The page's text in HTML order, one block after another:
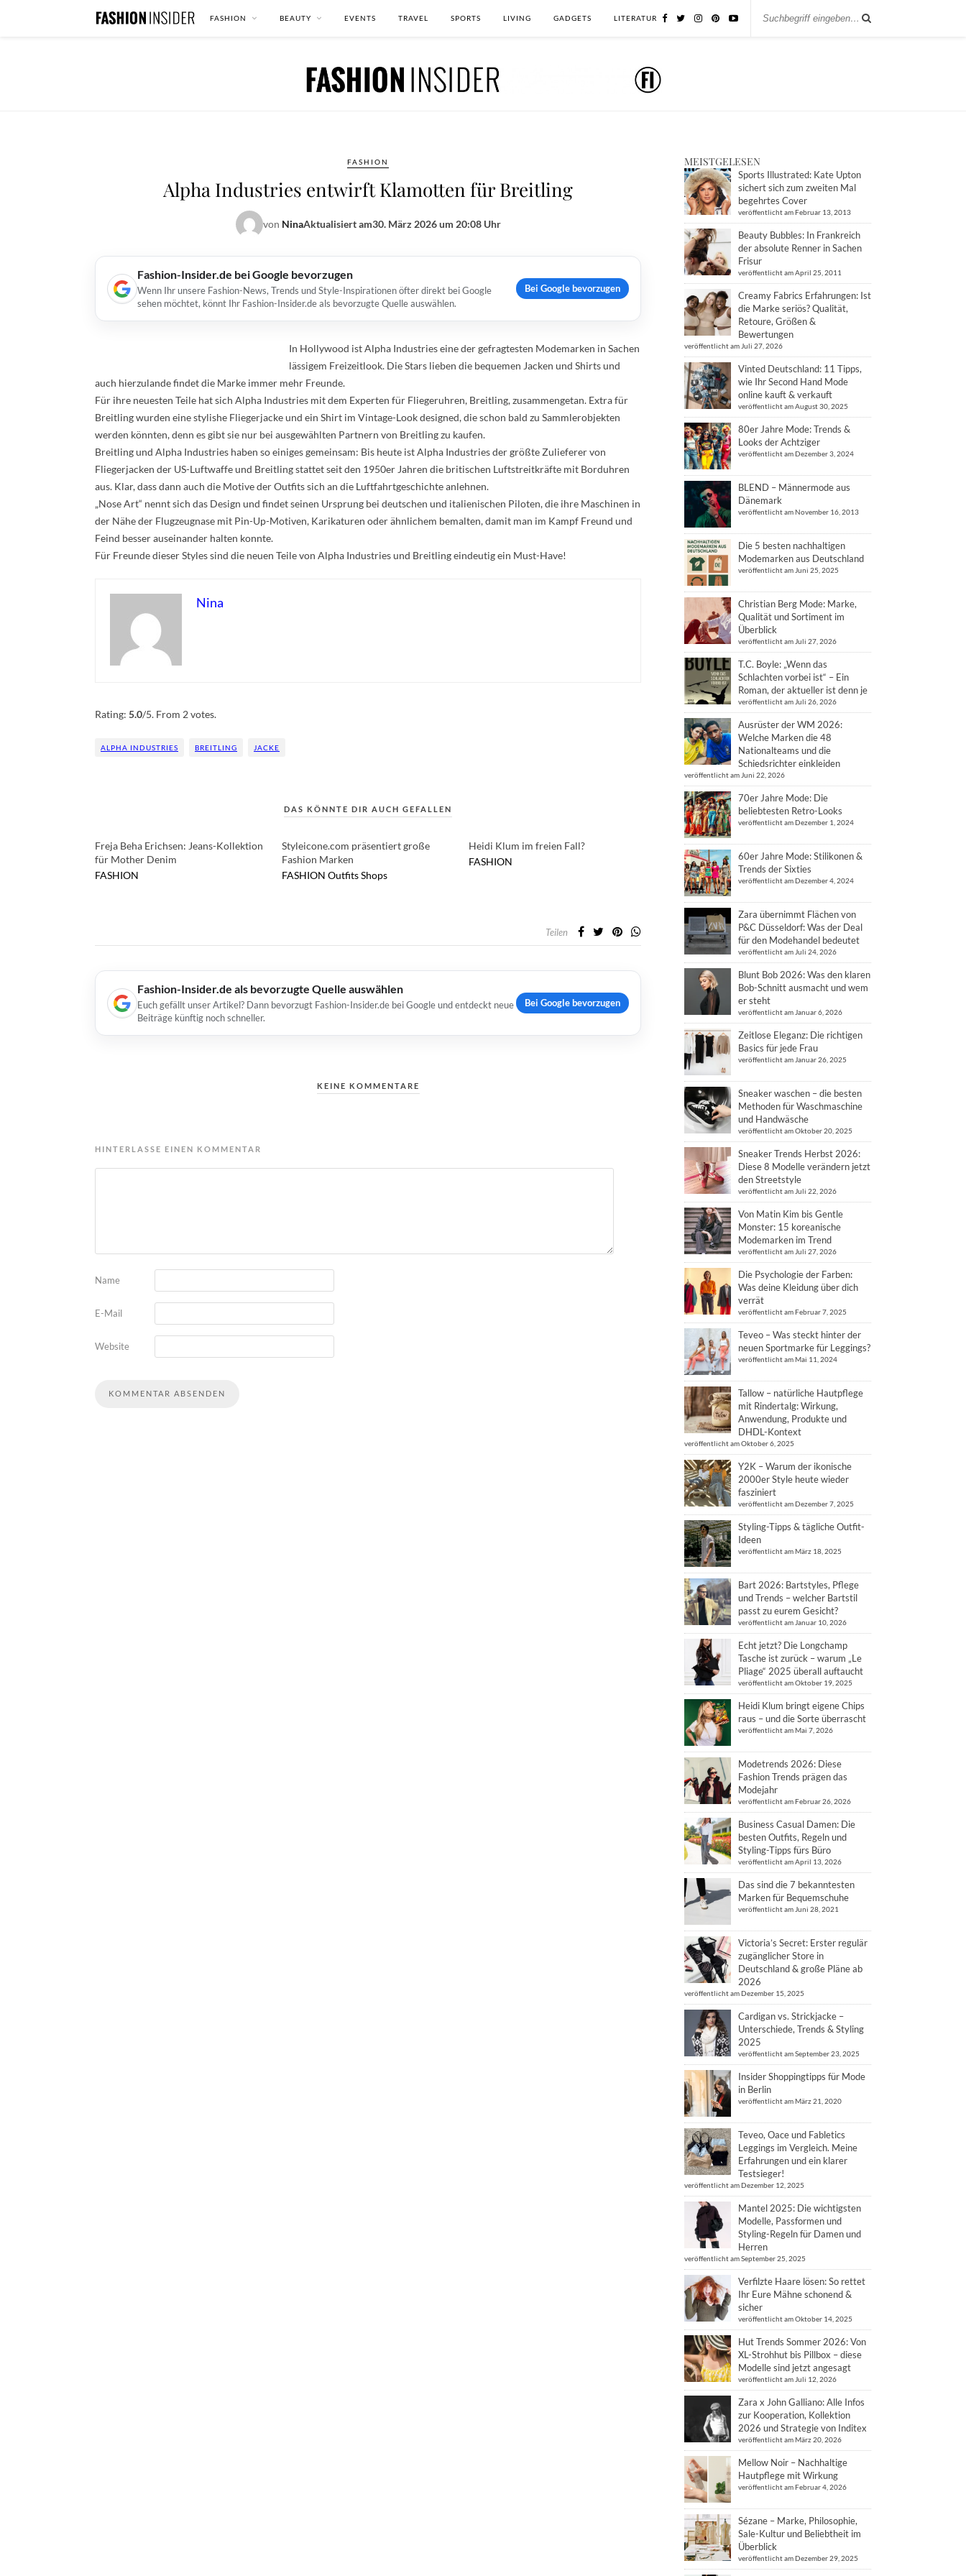
FASHION BEAUTY EVENTS TRAVEL SPORTS LIVING GADGETS LITERATUR
FASHION
Alpha Industries entwirft Klamotten für Breitling
von NinaAktualisiert am30. März 2026 um 20:08 Uhr
Fashion-Insider.de bei Google bevorzugen
Wenn Ihr unsere Fashion-News, Trends und Style-Inspirationen öfter direkt bei Google
sehen möchtet, könnt Ihr Fashion-Insider.de als bevorzugte Quelle auswählen.
Bei Google bevorzugen
In Hollywood ist Alpha Industries eine der gefragtesten Modemarken in Sachen
lässigem Freizeitlook. Die Stars lieben die bequemen Jacken und Shirts und
auch hierzulande findet die Marke immer mehr Freunde.
Für ihre neuesten Teile hat sich Alpha Industries mit dem Experten für Fliegeruhren, Breitling, zusammengetan. Extra für
Breitling wurden eine stylishe Fliegerjacke und ein Shirt im Vintage-Look designed, die schon bald zu Sammlerobjekten
werden könnten, denn es gibt sie nur bei ausgewählten Partnern von Breitling zu kaufen.
Breitling und Alpha Industries haben so einiges gemeinsam: Bis heute ist Alpha Industries der größte Zulieferer von
Fliegerjacken der US-Luftwaffe und Breitling stattet seit den 1950er Jahren die britischen Luftstreitkräfte mit Borduhren
aus. Klar, dass dann auch die Motive der Outfits sich an die Luftfahrtgeschichte anlehnen.
„Nose Art“ nennt sich das Design und findet seinen Ursprung bei deutschen und italienischen Piloten, die ihre Maschinen in
der Nähe der Flugzeugnase mit Pin-Up-Motiven, Karikaturen oder ähnlichem bemalten, damit man im Kampf Freund und
Feind besser auseinander halten konnte.
Für Freunde dieser Styles sind die neuen Teile von Alpha Industries und Breitling eindeutig ein Must-Have!
Nina
Rating: 5.0/5. From 2 votes.
ALPHA INDUSTRIES BREITLING JACKE
DAS KÖNNTE DIR AUCH GEFALLEN
Freja Beha Erichsen: Jeans-Kollektion
für Mother Denim
FASHION
Styleicone.com präsentiert große
Fashion Marken
FASHION OutfitsShops
Heidi Klum im freien Fall?
FASHION
Teilen
Fashion-Insider.de als bevorzugte Quelle auswählen
Euch gefällt unser Artikel? Dann bevorzugt Fashion-Insider.de bei Google und entdeckt neue
Beiträge künftig noch schneller.
Bei Google bevorzugen
KEINE KOMMENTARE
HINTERLASSE EINEN KOMMENTAR
Name
E-Mail
Website
MEISTGELESEN
Sports Illustrated: Kate Upton
sichert sich zum zweiten Mal
begehrtes Cover
veröffentlicht am Februar 13, 2013
Beauty Bubbles: In Frankreich
der absolute Renner in Sachen
Frisur
veröffentlicht am April 25, 2011
Creamy Fabrics Erfahrungen: Ist
die Marke seriös? Qualität,
Retoure, Größen &
Bewertungen
veröffentlicht am Juli 27, 2026
Vinted Deutschland: 11 Tipps,
wie Ihr Second Hand Mode
online kauft & verkauft
veröffentlicht am August 30, 2025
80er Jahre Mode: Trends &
Looks der Achtziger
veröffentlicht am Dezember 3, 2024
BLEND – Männermode aus
Dänemark
veröffentlicht am November 16, 2013
Die 5 besten nachhaltigen
Modemarken aus Deutschland
veröffentlicht am Juni 25, 2025
Christian Berg Mode: Marke,
Qualität und Sortiment im
Überblick
veröffentlicht am Juli 27, 2026
T.C. Boyle: „Wenn das
Schlachten vorbei ist“ – Ein
Roman, der aktueller ist denn je
veröffentlicht am Juli 26, 2026
Ausrüster der WM 2026:
Welche Marken die 48
Nationalteams und die
Schiedsrichter einkleiden
veröffentlicht am Juni 22, 2026
70er Jahre Mode: Die
beliebtesten Retro-Looks
veröffentlicht am Dezember 1, 2024
60er Jahre Mode: Stilikonen &
Trends der Sixties
veröffentlicht am Dezember 4, 2024
Zara übernimmt Flächen von
P&C Düsseldorf: Was der Deal
für den Modehandel bedeutet
veröffentlicht am Juli 24, 2026
Blunt Bob 2026: Was den klaren
Bob-Schnitt ausmacht und wem
er steht
veröffentlicht am Januar 6, 2026
Zeitlose Eleganz: Die richtigen
Basics für jede Frau
veröffentlicht am Januar 26, 2025
Sneaker waschen – die besten
Methoden für Waschmaschine
und Handwäsche
veröffentlicht am Oktober 20, 2025
Sneaker Trends Herbst 2026:
Diese 8 Modelle verändern jetzt
den Streetstyle
veröffentlicht am Juli 22, 2026
Von Matin Kim bis Gentle
Monster: 15 koreanische
Modemarken im Trend
veröffentlicht am Juli 27, 2026
Die Psychologie der Farben:
Was deine Kleidung über dich
verrät
veröffentlicht am Februar 7, 2025
Teveo – Was steckt hinter der
neuen Sportmarke für Leggings?
veröffentlicht am Mai 11, 2024
Tallow – natürliche Hautpflege
mit Rindertalg: Wirkung,
Anwendung, Produkte und
DHDL-Kontext
veröffentlicht am Oktober 6, 2025
Y2K – Warum der ikonische
2000er Style heute wieder
fasziniert
veröffentlicht am Dezember 7, 2025
Styling-Tipps & tägliche Outfit-
Ideen
veröffentlicht am März 18, 2025
Bart 2026: Bartstyles, Pflege
und Trends – welcher Bartstil
passt zu eurem Gesicht?
veröffentlicht am Januar 10, 2026
Echt jetzt? Die Longchamp
Tasche ist zurück – warum „Le
Pliage“ 2025 überall auftaucht
veröffentlicht am Oktober 19, 2025
Heidi Klum bringt eigene Chips
raus – und die Sorte überrascht
veröffentlicht am Mai 7, 2026
Modetrends 2026: Diese
Fashion Trends prägen das
Modejahr
veröffentlicht am Februar 26, 2026
Business Casual Damen: Die
besten Outfits, Regeln und
Styling-Tipps fürs Büro
veröffentlicht am April 13, 2026
Das sind die 7 bekanntesten
Marken für Bequemschuhe
veröffentlicht am Juni 28, 2021
Victoria’s Secret: Erster regulär
zugänglicher Store in
Deutschland & große Pläne ab
2026
veröffentlicht am Dezember 15, 2025
Cardigan vs. Strickjacke –
Unterschiede, Trends & Styling
2025
veröffentlicht am September 23, 2025
Insider Shoppingtipps für Mode
in Berlin
veröffentlicht am März 21, 2020
Teveo, Oace und Fabletics
Leggings im Vergleich. Meine
Erfahrungen und ein klarer
Testsieger!
veröffentlicht am Dezember 12, 2025
Mantel 2025: Die wichtigsten
Modelle, Passformen und
Styling-Regeln für Damen und
Herren
veröffentlicht am September 25, 2025
Verfilzte Haare lösen: So rettet
Ihr Eure Mähne schonend &
sicher
veröffentlicht am Oktober 14, 2025
Hut Trends Sommer 2026: Von
XL-Strohhut bis Pillbox – diese
Modelle sind jetzt angesagt
veröffentlicht am Juli 12, 2026
Zara x John Galliano: Alle Infos
zur Kooperation, Kollektion
2026 und Strategie von Inditex
veröffentlicht am März 20, 2026
Mellow Noir – Nachhaltige
Hautpflege mit Wirkung
veröffentlicht am Februar 4, 2026
Sézane – Marke, Philosophie,
Sale-Kultur und Beliebtheit im
Überblick
veröffentlicht am Dezember 29, 2025